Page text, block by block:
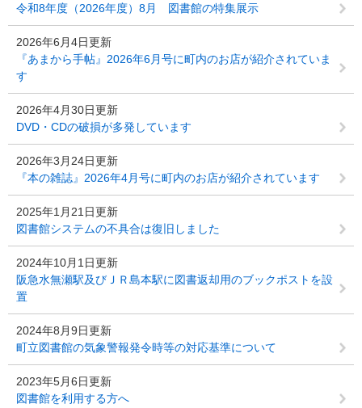
令和8年度（2026年度）8月 図書館の特集展示
2026年6月4日更新
『あまから手帖』2026年6月号に町内のお店が紹介されていま
す
2026年4月30日更新
DVD・CDの破損が多発しています
2026年3月24日更新
『本の雑誌』2026年4月号に町内のお店が紹介されています
2025年1月21日更新
図書館システムの不具合は復旧しました
2024年10月1日更新
阪急水無瀬駅及びＪＲ島本駅に図書返却用のブックポストを設
置
2024年8月9日更新
町立図書館の気象警報発令時等の対応基準について
2023年5月6日更新
図書館を利用する方へ